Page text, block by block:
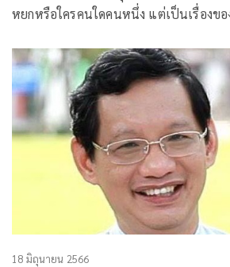
หยกหรือใครคนใดคนหนึ่ง แต่เป็นเรื่องขอ
อนาคต พรรคก้าวไกลต้องการหาทางออกโ
18 มิถุนายน 2566